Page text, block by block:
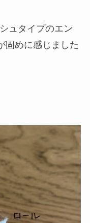
ュタイプのエン
固めに感じました